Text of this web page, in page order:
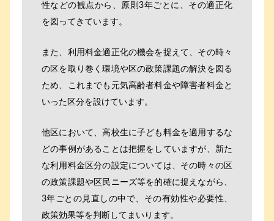
性などの観点から、原則3年ごとに、その適正化
を図ってきています。
また、利用料金適正化の機会を捉えて、その時々
の区を取り巻く環境や区の政策課題の解決を図る
ため、これまでも元気高齢者料金や障害者料金と
いった区分を設けています。
他区において、高校生に子ども料金を適用するな
どの事例があることは把握をしていますが、新た
な利用料金区分の設定については、その時々の区
の政策課題や区民ニーズ等を的確に捉えながら、
3年ごとの見直しの中で、その有効性や必要性、
政策効果等を判断してまいります。